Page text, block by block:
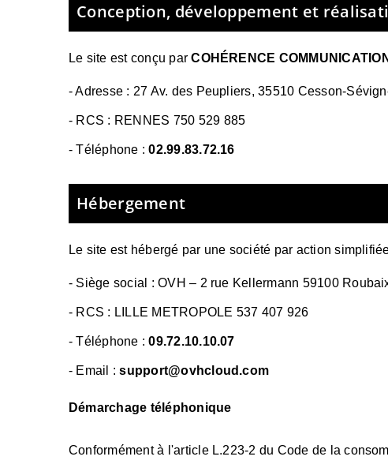
Conception, développement et
Le site est conçu parCOHÉRENCE COMMUNICATION
-Adresse : 27 Av. des Peupliers, 35510 Cesson-
- RCS : RENNES 750 529 885
- Téléphone :02.99.83.72.16
Hébergement
Le site est hébergé par une société par action
- Siège social : OVH – 2 rue Kellermann 59100
- RCS : LILLE METROPOLE 537 407 926
- Téléphone :09.72.10.10.07
- Email :support@ovhcloud.com
Démarchage téléphonique
Conformément à l'article L.223-2 du Code de la